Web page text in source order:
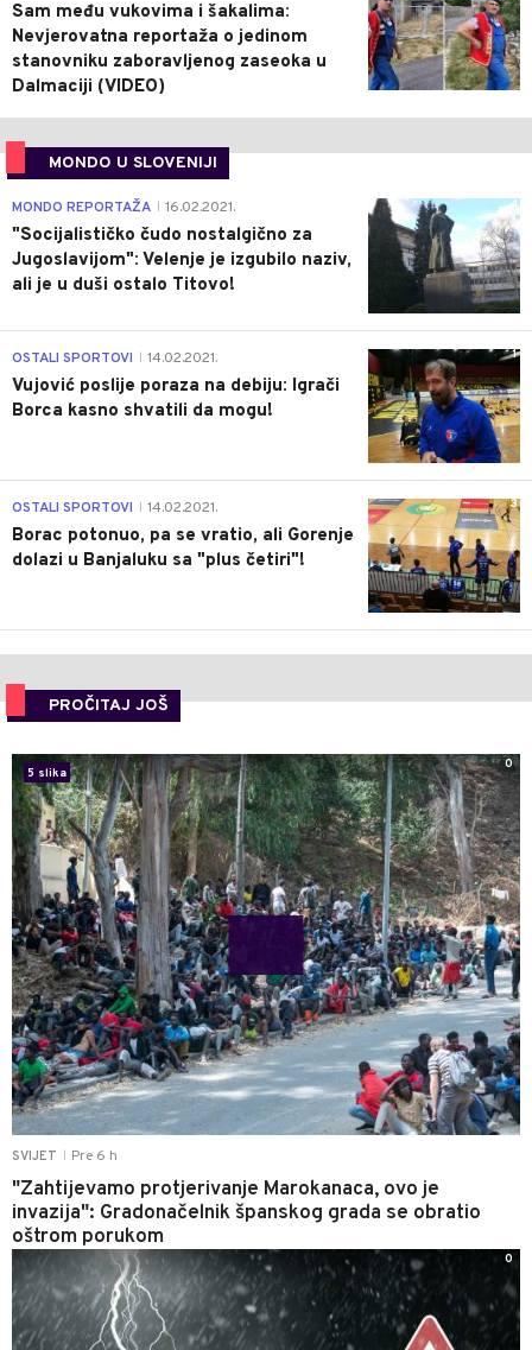
Sam među vukovima i šakalima:
Nevjerovatna reportaža o jedinom
stanovniku zaboravljenog zaseoka u
Dalmaciji (VIDEO)
MONDO U SLOVENIJI
4
MONDO REPORTAŽA 16.02.2021.
"Socijalističko čudo nostalgično za
Jugoslavijom": Velenje je izgubilo naziv,
ali je u duši ostalo Titovo!
1
OSTALI SPORTOVI 14.02.2021.
Vujović poslije poraza na debiju: Igrači
Borca kasno shvatili da mogu!
3
OSTALI SPORTOVI 14.02.2021.
Borac potonuo, pa se vratio, ali Gorenje
dolazi u Banjaluku sa "plus četiri"!
PROČITAJ JOŠ
SVIJET Pre 6 h
"Zahtijevamo protjerivanje Marokanaca, ovo je
invazija": Gradonačelnik španskog grada se obratio
oštrom porukom
5 slika
0
0